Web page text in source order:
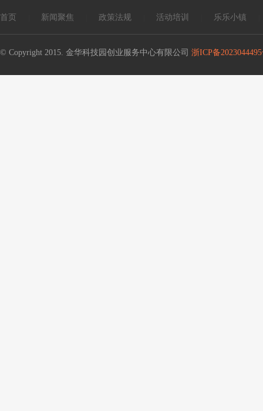
首页 新闻聚焦 政策法规 活动培训 乐乐小镇
© Copyright 2015. 金华科技园创业服务中心有限公司 浙ICP备